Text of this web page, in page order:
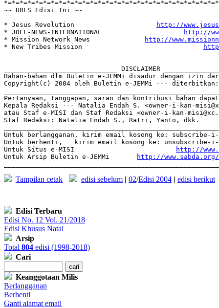
~~ URLS Edisi Ini ~~
* Jesus Revolution
http://
* JOEL-NEWS-INTERNATIONAL
http://
* Mission Network News
http://
* New Tribes Mission
_____________________________ DISCLAIMER
Bahan-bahan dlm Buletin e-JEMMi disadur dengan izin
Copyright(c) 2004 oleh Buletin e-JEMMi --- diterbitkan:
Pertanyaan, tanggapan, saran dan kontribusi bahan
Kepala Redaksi --- Natalia Endah S. <owner-i-kan-
atau Staf e-MISI dan Staf Redaksi <owner-i-kan-
Staf Redaksi: Natalia Endah S., Ratri, Yanto, dkk.
Untuk berlangganan, kirim email kosong ke: subscribe-i-
Untuk berhenti,   kirim email kosong ke: unsubscribe-i-
Untuk Situs e-MISI
http://
Untuk Arsip Buletin e-JEMMi
http://
Tampilan cetak edisi sebelum | 02/Edisi 2004 | edisi berikut
Edisi Terbaru
Edisi No. 12 Vol. 21/2018
Edisi Khusus Natal
Arsip
Total 804 edisi (1998-2018)
Cari
Keanggotaan Milis
Berlangganan
Berhenti
Ganti alamat email